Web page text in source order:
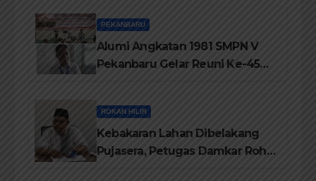
PEKANBARU
Alumi Angkatan 1981 SMPN V
Pekanbaru Gelar Reuni Ke-45
ROKAN HILIR
Kebakaran Lahan Dibelakang
Pujasera, Petugas Damkar Rohil